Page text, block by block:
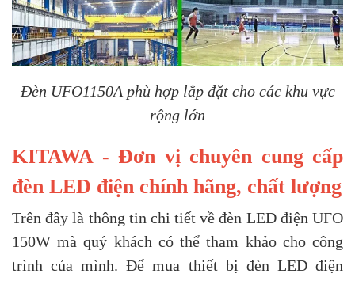
Đèn UFO1150A phù hợp lắp đặt cho các khu vực
rộng lớn
KITAWA - Đơn vị chuyên cung cấp
đèn LED điện chính hãng, chất lượng
Trên đây là thông tin chi tiết về đèn LED điện UFO
150W mà quý khách có thể tham khảo cho công
trình của mình. Để mua thiết bị đèn LED điện